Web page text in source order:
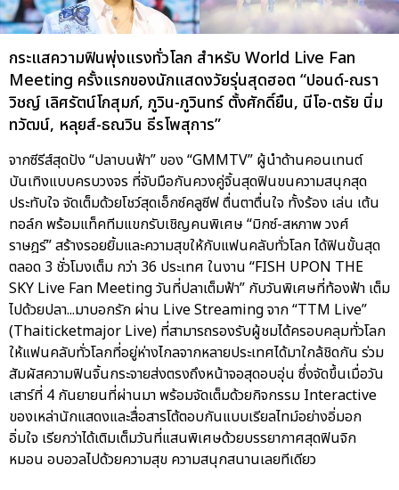
กระแสความฟินพุ่งแรงทั่วโลก สำหรับ World Live Fan
Meeting ครั้งแรกของนักแสดงวัยรุ่นสุดฮอต “ปอนด์-ณรา
วิชญ์ เลิศรัตน์โกสุมภ์, ภูวิน-ภูวินทร์ ตั้งศักดิ์ยืน, นีโอ-ตรัย นิ่ม
ทวัฒน์, หลุยส์-ธณวิน ธีรโพสุการ”
จากซีรีส์สุดปัง “ปลาบนฟ้า” ของ “GMMTV” ผู้นำด้านคอนเทนต์
บันเทิงแบบครบวงจร ที่จับมือกันควงคู่จิ้นสุดฟินขนความสนุกสุด
ประทับใจ จัดเต็มด้วยโชว์สุดเอ็กซ์คลูซีฟ ตื่นตาตื่นใจ ทั้งร้อง เล่น เต้น
ทอล์ก พร้อมแท็คทีมแขกรับเชิญคนพิเศษ “มิกซ์-สหภาพ วงศ์
ราษฎร์” สร้างรอยยิ้มและความสุขให้กับแฟนคลับทั่วโลก ได้ฟินขั้นสุด
ตลอด 3 ชั่วโมงเต็ม กว่า 36 ประเทศ ในงาน “FISH UPON THE
SKY Live Fan Meeting วันที่ปลาเต็มฟ้า” กับวันพิเศษที่ท้องฟ้า เต็ม
ไปด้วยปลา...มาบอกรัก ผ่าน Live Streaming จาก “TTM Live”
(Thaiticketmajor Live) ที่สามารถรองรับผู้ชมได้ครอบคลุมทั่วโลก
ให้แฟนคลับทั่วโลกที่อยู่ห่างไกลจากหลายประเทศได้มาใกล้ชิดกัน ร่วม
สัมผัสความฟินจิ้นกระจายส่งตรงถึงหน้าจอสุดอบอุ่น ซึ่งจัดขึ้นเมื่อวัน
เสาร์ที่ 4 กันยายนที่ผ่านมา พร้อมจัดเต็มด้วยกิจกรรม Interactive
ของเหล่านักแสดงและสื่อสารโต้ตอบกันแบบเรียลไทม์อย่างอิ่มอก
อิ่มใจ เรียกว่าได้เติมเต็มวันที่แสนพิเศษด้วยบรรยากาศสุดฟินจิก
หมอน อบอวลไปด้วยความสุข ความสนุกสนานเลยทีเดียว